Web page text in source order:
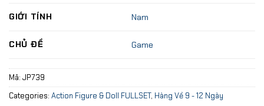
GIỚI TÍNH Nam
CHỦ ĐỀ Game
Mã: JP739
Categories: Action Figure & Doll FULLSET, Hàng Về 9 - 12 Ngày